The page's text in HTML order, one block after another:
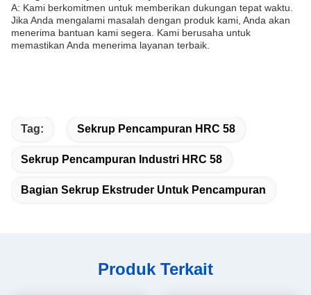
A: Kami berkomitmen untuk memberikan dukungan tepat waktu.
Jika Anda mengalami masalah dengan produk kami, Anda akan
menerima bantuan kami segera. Kami berusaha untuk
memastikan Anda menerima layanan terbaik.
Tag: Sekrup Pencampuran HRC 58
Sekrup Pencampuran Industri HRC 58
Bagian Sekrup Ekstruder Untuk Pencampuran
Produk Terkait